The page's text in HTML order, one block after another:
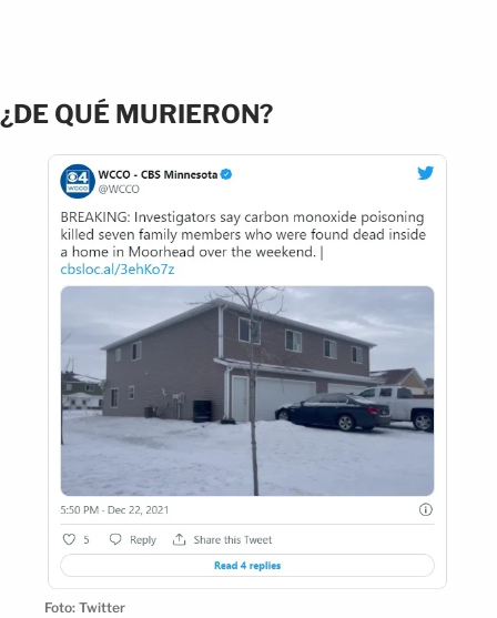
¿DE QUÉ MURIERON?
Foto: Twitter